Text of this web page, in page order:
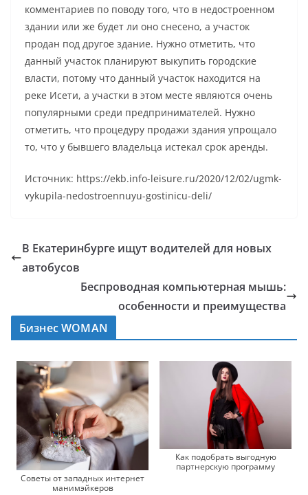
комментариев по поводу того, что в недостроенном
здании или же будет ли оно снесено, а участок
продан под другое здание. Нужно отметить, что
данный участок планируют выкупить городские
власти, потому что данный участок находится на
реке Исети, а участки в этом месте являются очень
популярными среди предпринимателей. Нужно
отметить, что процедуру продажи здания упрощало
то, что у бывшего владельца истекал срок аренды.
Источник: https://ekb.info-leisure.ru/2020/12/02/ugmk-
vykupila-nedostroennuyu-gostinicu-deli/
В Екатеринбурге ищут водителей для новых
автобусов
Беспроводная компьютерная мышь:
особенности и преимущества
Бизнес WOMAN
Советы от западных интернет
манимэйкеров
Как подобрать выгодную
партнерскую программу